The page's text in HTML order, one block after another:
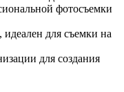
фотосъемки
идеален для съемки на
для создания